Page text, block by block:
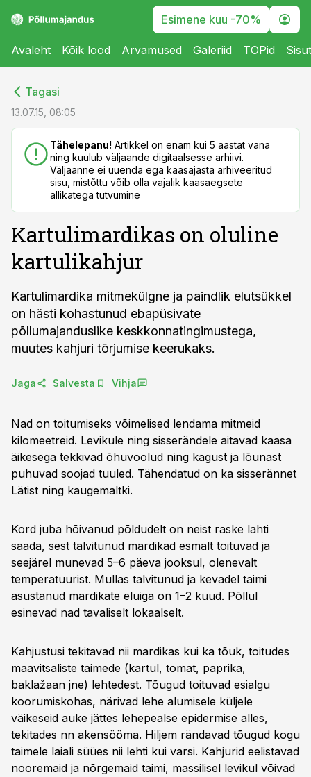
Esimene kuu -70%
Avaleht Kõik lood Arvamused Galeriid TOPid
Tagasi
13.07.15, 08:05
Tähelepanu! Artikkel on enam kui 5 aastat vana
ning kuulub väljaande digitaalsesse arhiivi.
Väljaanne ei uuenda ega kaasajasta arhiveeritud
sisu, mistõttu võib olla vajalik kaasaegsete
allikatega tutvumine
Kartulimardikas on oluline
kartulikahjur
Kartulimardika mitmekülgne ja paindlik elutsükkel
on hästi kohastunud ebapüsivate
põllumajanduslike keskkonnatingimustega,
muutes kahjuri tõrjumise keerukaks.
Jaga Salvesta Vihja
Nad on toitumiseks võimelised lendama mitmeid
kilomeetreid. Levikule ning sisserändele aitavad kaasa
äikesega tekkivad õhuvoolud ning kagust ja lõunast
puhuvad soojad tuuled. Tähendatud on ka sisserännet
Lätist ning kaugemaltki.
Kord juba hõivanud põldudelt on neist raske lahti
saada, sest talvitunud mardikad esmalt toituvad ja
seejärel munevad 5–6 päeva jooksul, olenevalt
temperatuurist. Mullas talvitunud ja kevadel taimi
asustanud mardikate eluiga on 1–2 kuud. Põllul
esinevad nad tavaliselt lokaalselt.
Kahjustusi tekitavad nii mardikas kui ka tõuk, toitudes
maavitsaliste taimede (kartul, tomat, paprika,
baklažaan jne) lehtedest. Tõugud toituvad esialgu
koorumiskohas, närivad lehe alumisele küljele
väikeseid auke jättes lehepealse epidermise alles,
tekitades nn akensööma. Hiljem rändavad tõugud kogu
taimele laiali süües nii lehti kui varsi. Kahjurid eelistavad
nooremaid ja nõrgemaid taimi, massilisel levikul võivad